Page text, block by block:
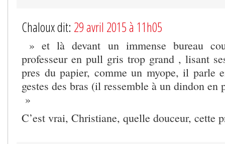
Chaloux dit: 29 avril 2015 à 11h05
» et là devant un immense bureau
professeur en pull gris trop grand , lisant
pres du papier, comme un myope, il parle
gestes des bras (il ressemble à un dindon
»
C’est vrai, Christiane, quelle douceur, cette